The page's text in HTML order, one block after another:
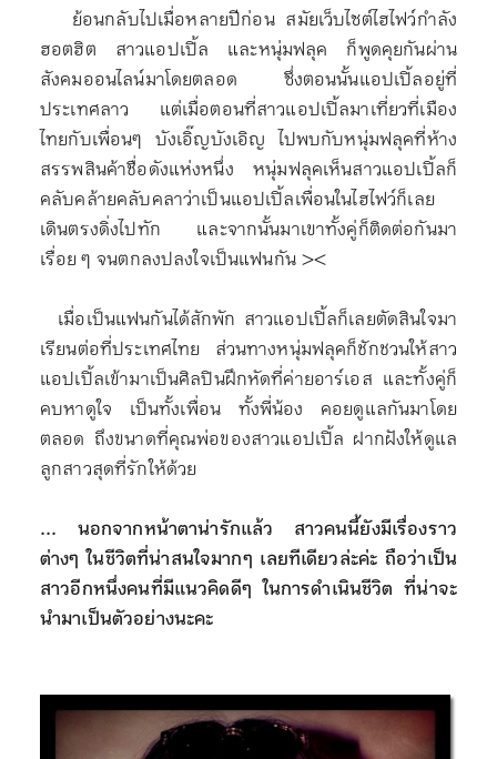
ย้อนกลับไปเมื่อหลายปีก่อน สมัยเว็บไซต์ไฮไฟว์กำลัง
ฮอตฮิต สาวแอปเปิ้ล และหนุ่มฟลุค ก็พูดคุยกันผ่าน
สังคมออนไลน์มาโดยตลอด ซึ่งตอนนั้นแอปเปิ้ลอยู่ที่
ประเทศลาว แต่เมื่อตอนที่สาวแอปเปิ้ลมาเที่ยวที่เมือง
ไทยกับเพื่อนๆ บังเอิ๊ญบังเอิญ ไปพบกับหนุ่มฟลุคที่ห้าง
สรรพสินค้าชื่อดังแห่งหนึ่ง หนุ่มฟลุคเห็นสาวแอปเปิ้ลก็
คลับคล้ายคลับคลาว่าเป็นแอปเปิ้ลเพื่อนในไฮไฟว์ก็เลย
เดินตรงดิ่งไปทัก และจากนั้นมาเขาทั้งคู่ก็ติดต่อกันมา
เรื่อย ๆ จนตกลงปลงใจเป็นแฟนกัน ><
เมื่อเป็นแฟนกันได้สักพัก สาวแอปเปิ้ลก็เลยตัดสินใจมา
เรียนต่อที่ประเทศไทย ส่วนทางหนุ่มฟลุคก็ชักชวนให้สาว
แอปเปิ้ลเข้ามาเป็นศิลปินฝึกหัดที่ค่ายอาร์เอส และทั้งคู่ก็
คบหาดูใจ เป็นทั้งเพื่อน ทั้งพี่น้อง คอยดูแลกันมาโดย
ตลอด ถึงขนาดที่คุณพ่อของสาวแอปเปิ้ล ฝากฝังให้ดูแล
ลูกสาวสุดที่รักให้ด้วย
... นอกจากหน้าตาน่ารักแล้ว สาวคนนี้ยังมีเรื่องราว
ต่างๆ ในชีวิตที่น่าสนใจมากๆ เลยทีเดียวล่ะค่ะ ถือว่าเป็น
สาวอีกหนึ่งคนที่มีแนวคิดดีๆ ในการดำเนินชีวิต ที่น่าจะ
นำมาเป็นตัวอย่างนะคะ